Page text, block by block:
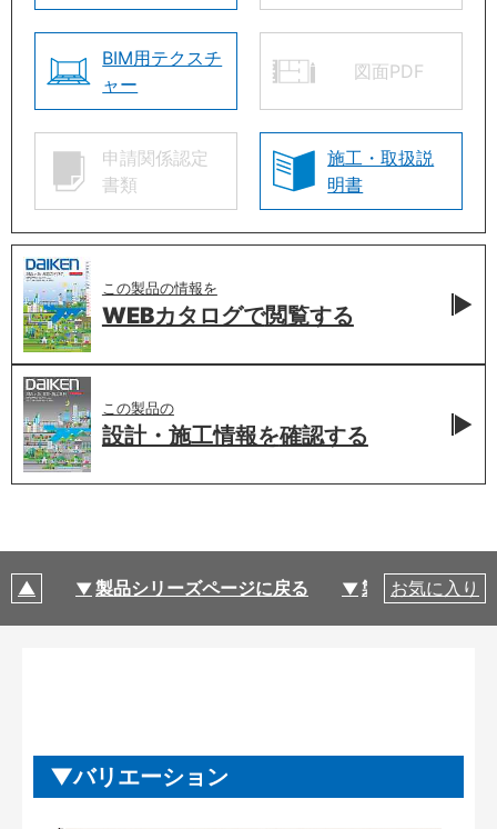
BIM用テクスチ
ャー
図面PDF
申請関係認定
書類
施工・取扱説
明書
この製品の情報を
WEBカタログで閲覧する
この製品の
設計・施工情報を確認する
製品シリーズページに戻る 製品仕様
お気に入り
バリエーション